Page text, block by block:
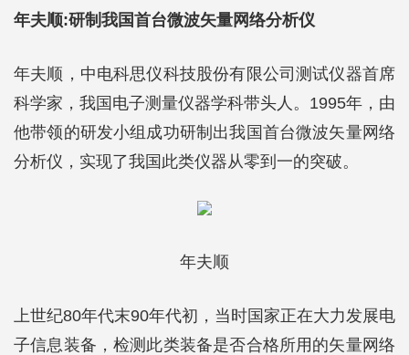
年夫顺:研制我国首台微波矢量网络分析仪
年夫顺，中电科思仪科技股份有限公司测试仪器首席
科学家，我国电子测量仪器学科带头人。1995年，由
他带领的研发小组成功研制出我国首台微波矢量网络
分析仪，实现了我国此类仪器从零到一的突破。
年夫顺
上世纪80年代末90年代初，当时国家正在大力发展电
子信息装备，检测此类装备是否合格所用的矢量网络